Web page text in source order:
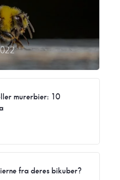
murerbier: 10
fra deres bikuber?